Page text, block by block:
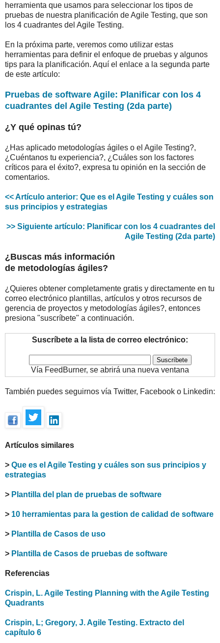
herramienta que usamos para seleccionar los tipos de
pruebas de nuestra planificación de Agile Testing, que son
los 4 cuadrantes del Agile Testing.
En la próxima parte, veremos como utilizar estas
herramientas para definir el enfoque de pruebas y algunos
tips para la planificación. Aquí el enlace a la segunda parte
de este artículo:
Pruebas de software Agile: Planificar con los 4
cuadrantes del Agile Testing (2da parte)
¿Y qué opinas tú?
¿Has aplicado metodologías ágiles o el Agile Testing?,
¿Cuéntanos tu experiencia?, ¿Cuáles son los factores
críticos para el éxito?, expresa tu opinión en la sección de
comentarios.
<< Artículo anterior: Que es el Agile Testing y cuáles son
sus principios y estrategias
>> Siguiente artículo: Planificar con los 4 cuadrantes del
Agile Testing (2da parte)
¿Buscas más información
de metodologías ágiles?
¿Quieres obtener completamente gratis y directamente en tu
correo electrónico plantillas, artículos y otros recursos de
gerencia de proyectos y metodologías ágiles?, entonces
presiona "suscríbete" a continuación.
Suscríbete a la lista de correo electrónico:
Vía FeedBurner, se abrirá una nueva ventana
También puedes seguirnos vía Twitter, Facebook o Linkedin:
Artículos similares
> Que es el Agile Testing y cuáles son sus principios y
estrategias
> Plantilla del plan de pruebas de software
> 10 herramientas para la gestion de calidad de software
> Plantilla de Casos de uso
> Plantilla de Casos de pruebas de software
Referencias
Crispin, L. Agile Testing Planning with the Agile Testing
Quadrants
Crispin, L; Gregory, J. Agile Testing. Extracto del
capítulo 6